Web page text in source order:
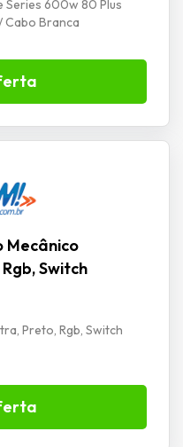
600w 80 Plus
Cabo Branca
Mecânico
Switch
Preto, Rgb, Switch